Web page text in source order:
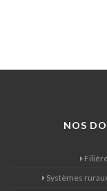
NOS
Systèmes